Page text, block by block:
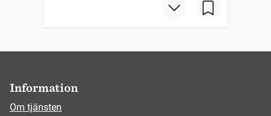
Information
Om tjänsten